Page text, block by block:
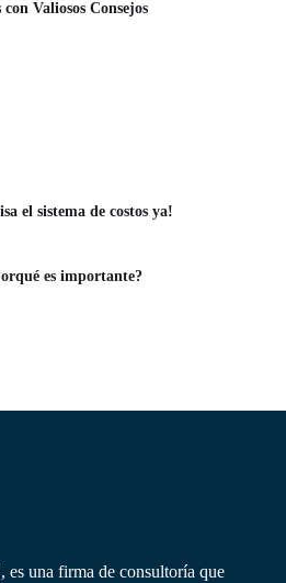
Valiosos Consejos
el sistema de costos ya!
es importante?
una firma de consultoría que